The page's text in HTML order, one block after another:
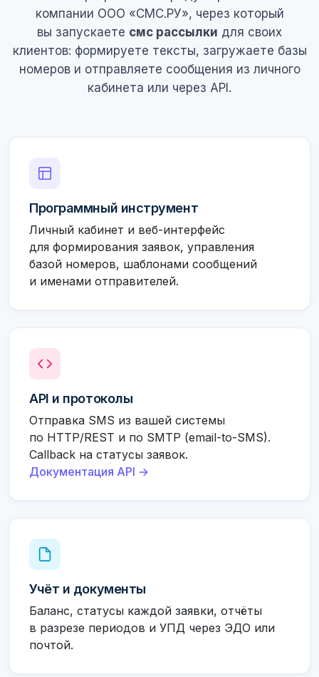
компании ООО «СМС.РУ», через который
вы запускаете смс рассылки для своих
клиентов: формируете тексты, загружаете базы
номеров и отправляете сообщения из личного
кабинета или через API.
Программный инструмент
Личный кабинет и веб-интерфейс
для формирования заявок, управления
базой номеров, шаблонами сообщений
и именами отправителей.
API и протоколы
Отправка SMS из вашей системы
по HTTP/REST и по SMTP (email-to-SMS).
Callback на статусы заявок.
Документация API →
Учёт и документы
Баланс, статусы каждой заявки, отчёты
в разрезе периодов и УПД через ЭДО или
почтой.